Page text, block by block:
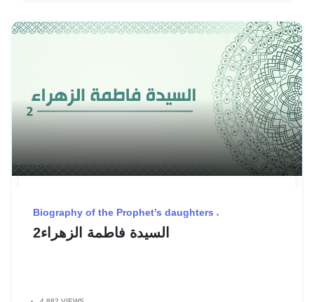
Biography of the Prophet’s daughters
السيدة فاطمة الزهراء2